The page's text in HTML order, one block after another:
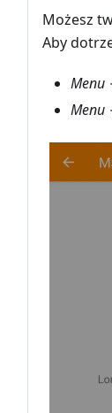
Możesz
Aby
Menu
Menu